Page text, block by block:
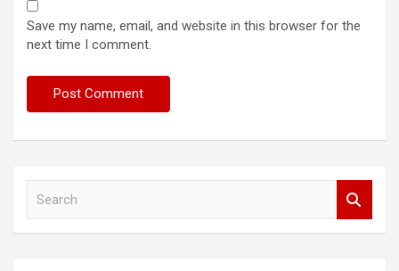
Save my name, email, and website in this browser for the
next time I comment.